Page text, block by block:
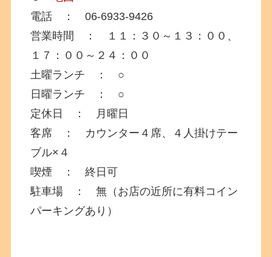
電話 ： 06-6933-9426
営業時間 ： １１：３０～１３：００、
１７：００～２４：００
土曜ランチ ： ○
日曜ランチ ： ○
定休日 ： 月曜日
客席 ： カウンター４席、４人掛けテー
ブル×４
喫煙 ： 終日可
駐車場 ： 無（お店の近所に有料コイン
パーキングあり）